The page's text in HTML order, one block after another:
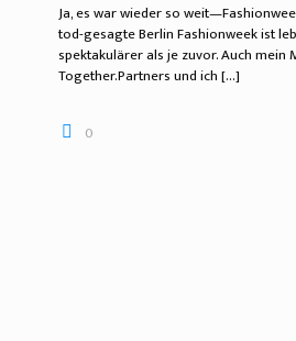
Ja, es war wieder so
tod-gesagte Berlin Fashionweek ist
spektakulärer als je zuvor. Auch mein
Together.Partners und ich[…]
0